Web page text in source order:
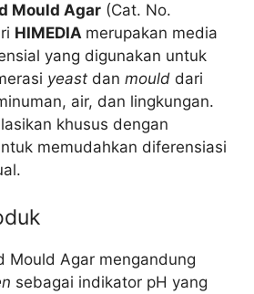
Mould Agar (Cat. No.
HIMEDIA merupakan media
yang digunakan untuk
yeast dan mould dari
air, dan lingkungan.
khusus dengan
memudahkan diferensiasi
Mould Agar mengandung
sebagai indikator pH yang